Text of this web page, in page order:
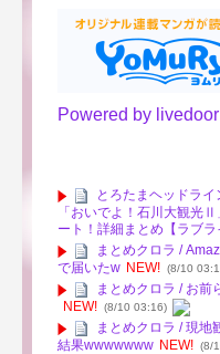
Powered by
とろたまヘッドラ
「おいでよ！石川大観光
ート！詳細まとめ【ラブラ
まとめクロラ /
で届いたw NEW! (8/10
まとめクロラ / お前
NEW! (8/10 03:16)
まとめクロラ / 現地
結果wwwwwww NEW! (8/